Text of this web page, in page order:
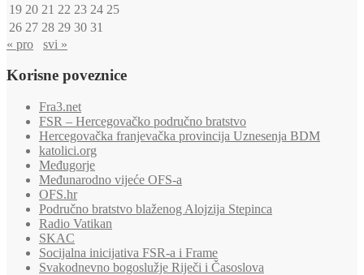
19 20 21 22 23 24 25
26 27 28 29 30 31
« pro
svi »
Korisne poveznice
Fra3.net
FSR – Hercegovačko područno bratstvo
Hercegovačka franjevačka provincija Uznesenja BDM
katolici.org
Međugorje
Međunarodno vijeće OFS-a
OFS.hr
Područno bratstvo blaženog Alojzija Stepinca
Radio Vatikan
SKAC
Socijalna inicijativa FSR-a i Frame
Svakodnevno bogoslužje Riječi i Časoslova